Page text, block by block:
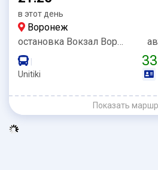
в этот день
Воронеж
остановка Вокзал Воронеж-1 – ТрансРейс
Unitiki
Показать